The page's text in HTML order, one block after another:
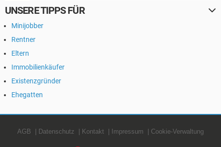
UNSERE TIPPS FÜR
Minijobber
Rentner
Eltern
Immobilienkäufer
Existenzgründer
Ehegatten
AGB Datenschutz Kontakt Impressum Cookie-Verwaltung